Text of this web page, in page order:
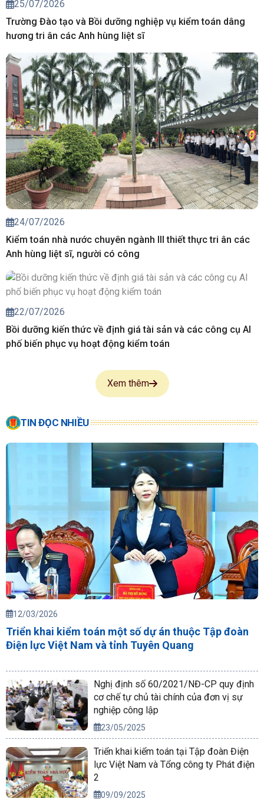
25/07/2026
Trường Đào tạo và Bồi dưỡng nghiệp vụ kiểm toán dâng
hương tri ân các Anh hùng liệt sĩ
24/07/2026
Kiểm toán nhà nước chuyên ngành III thiết thực tri ân các
Anh hùng liệt sĩ, người có công
22/07/2026
Bồi dưỡng kiến thức về định giá tài sản và các công cụ AI
phố biến phục vụ hoạt động kiểm toán
Xem thêm
TIN ĐỌC NHIỀU
12/03/2026
Triển khai kiểm toán một số dự án thuộc Tập đoàn
Điện lực Việt Nam và tỉnh Tuyên Quang
Nghị định số 60/2021/NĐ-CP quy định
cơ chế tự chủ tài chính của đơn vị sự
nghiệp công lập
23/05/2025
Triển khai kiểm toán tại Tập đoàn Điện
lực Việt Nam và Tổng công ty Phát điện
2
09/09/2025